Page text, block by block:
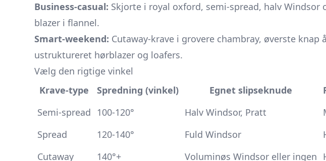
Business-casual: Skjorte i royal oxford, semi-spread, halv Windsor
blazer i flannel.
Smart-weekend: Cutaway-krave i grovere chambray, øverste knap
ustruktureret hørblazer og loafers.
Vælg den rigtige vinkel
Krave-type
Spredning (vinkel) Egnet slipseknude
Semi-spread
100-120° Halv Windsor, Pratt
Spread
120-140° Fuld Windsor
Cutaway
140°+ Voluminøs Windsor eller ingen